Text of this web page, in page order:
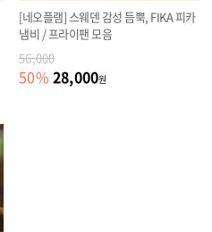
[네오플램] 스웨덴 감성 듬뿍, FIKA 피카
냄비 / 프라이팬 모음
56,000
50% 28,000원